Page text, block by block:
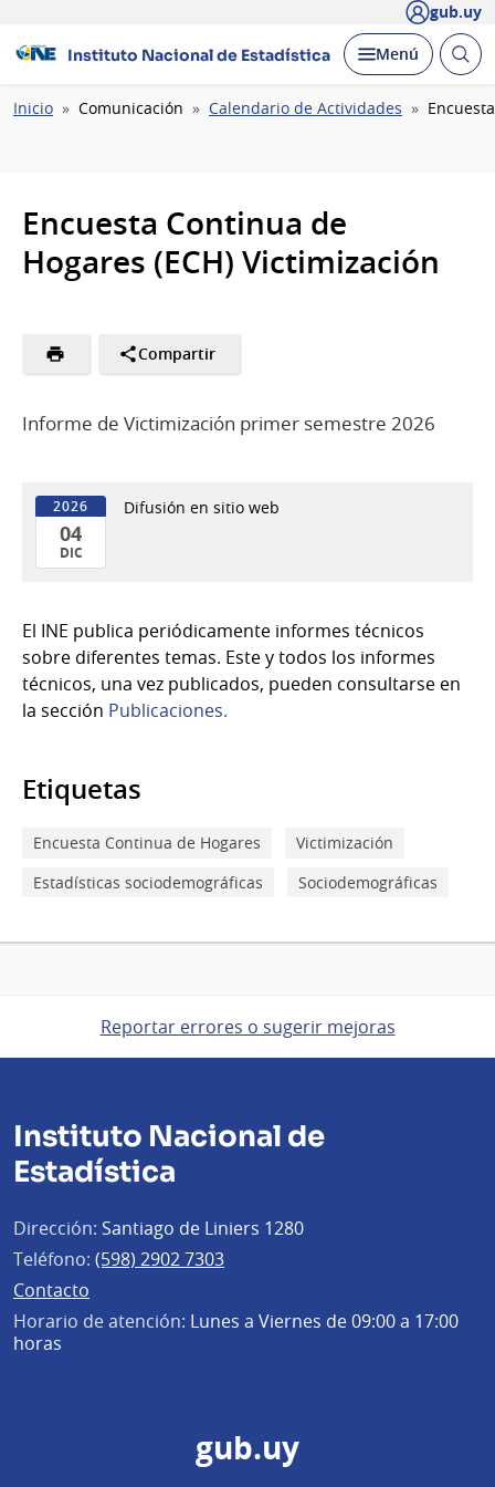
gub.uy
Instituto Nacional de Estadística Desplegar
Menú Abrir
Ruta
Inicio Comunicación Calendario de Actividades
Encuesta Continua de
Hogares (ECH) Victimización
Compartir
Informe de Victimización primer semestre 2026
2026
04
DIC
Dic
del
2026
Difusión en sitio web
El INE publica periódicamente informes técnicos
sobre diferentes temas. Este y todos los informes
técnicos, una vez publicados, pueden consultarse en
la sección Publicaciones.
Etiquetas
Encuesta Continua de Hogares
Victimización
Estadísticas sociodemográficas
Sociodemográficas
Reportar errores o sugerir mejoras
Instituto Nacional de
Estadística
Dirección: Santiago de Liniers 1280
Teléfono: (598) 2902 7303
Contacto
Horario de atención: Lunes a Viernes de 09:00 a 17:00
horas
gub.uy